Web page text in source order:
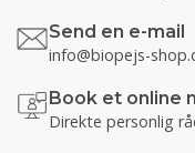
Send en e-mail
info@biopejs-
Book et online
Direkte personlig